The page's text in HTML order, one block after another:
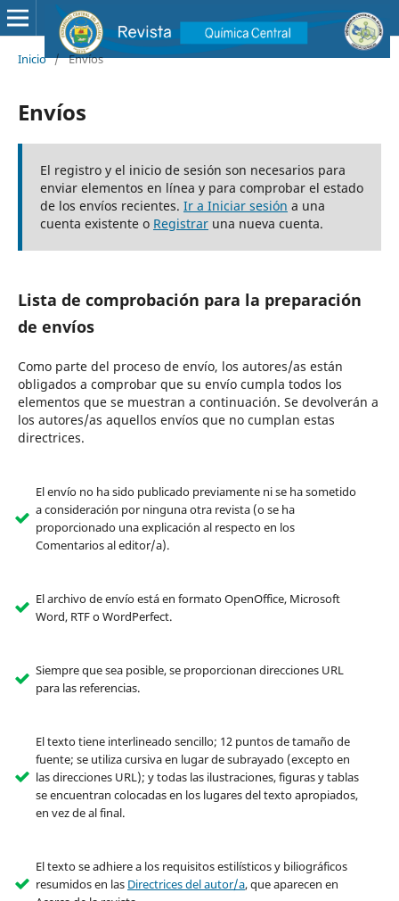
Inicio / Envíos
Envíos
El registro y el inicio de sesión son necesarios para
enviar elementos en línea y para comprobar el estado
de los envíos recientes. Ir a Iniciar sesión a una
cuenta existente o Registraruna nueva cuenta.
Lista de comprobación para la preparación
de envíos
Como parte del proceso de envío, los autores/as están
obligados a comprobar que su envío cumpla todos los
elementos que se muestran a continuación. Se devolverán a
los autores/as aquellos envíos que no cumplan estas
directrices.
El envío no ha sido publicado previamente ni se ha sometido
a consideración por ninguna otra revista (o se ha
proporcionado una explicación al respecto en los
Comentarios al editor/a).
El archivo de envío está en formato OpenOffice, Microsoft
Word, RTF o WordPerfect.
Siempre que sea posible, se proporcionan direcciones URL
para las referencias.
El texto tiene interlineado sencillo; 12 puntos de tamaño de
fuente; se utiliza cursiva en lugar de subrayado (excepto en
las direcciones URL); y todas las ilustraciones, figuras y tablas
se encuentran colocadas en los lugares del texto apropiados,
en vez de al final.
El texto se adhiere a los requisitos estilísticos y biliográficos
resumidos en las Directrices del autor/a, que aparecen en